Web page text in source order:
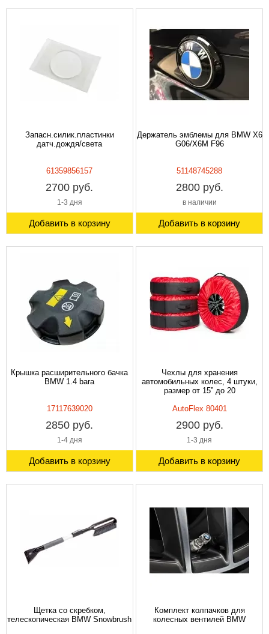
Запасн.силик.пластинки
датч.дождя/света
61359856157
2700 руб.
1-3 дня
Добавить в корзину
Держатель эмблемы для BMW X6
G06/X6M F96
51148745288
2800 руб.
в наличии
Добавить в корзину
Крышка расширительного бачка
BMW 1.4 bara
17117639020
2850 руб.
1-4 дня
Добавить в корзину
Чехлы для хранения
автомобильных колес, 4 штуки,
размер от 15” до 20
AutoFlex 80401
2900 руб.
1-3 дня
Добавить в корзину
Щетка со скребком,
телескопическая BMW Snowbrush
Комплект колпачков для
колесных вентилей BMW